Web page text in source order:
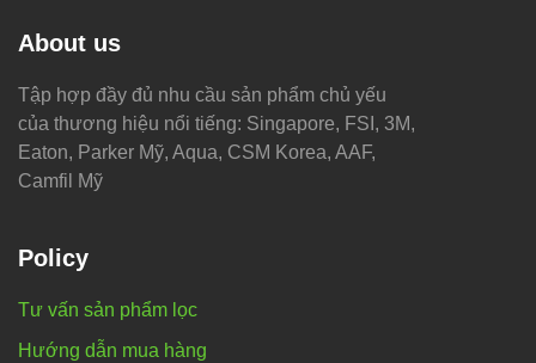
About us
Tập hợp đầy đủ nhu cầu sản phẩm chủ yếu
của thương hiệu nổi tiếng: Singapore, FSI, 3M,
Eaton, Parker Mỹ, Aqua, CSM Korea, AAF,
Camfil Mỹ
Policy
Tư vấn sản phẩm lọc
Hướng dẫn mua hàng